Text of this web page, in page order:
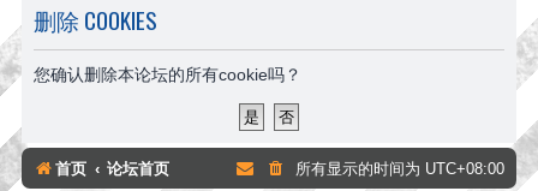
删除 COOKIES
您确认删除本论坛的所有cookie吗？
首页 论坛首页 所有显示的时间为 UTC+08:00